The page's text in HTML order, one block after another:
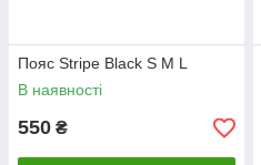
Пояс Stripe Black S M L
В наявності
550 ₴